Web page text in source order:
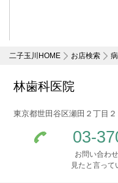
二子玉川HOME お店検索
林歯科医院
東京都世田谷区瀬田２丁目２
03-
お問い合わ
見たと言って